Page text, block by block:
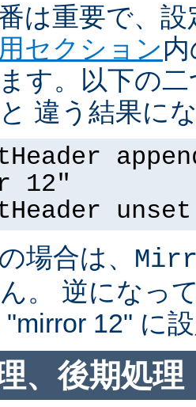
は重要で、
セクション
す。以下の
違う結果に
12"
場合は、
。 逆になっ
12" に
、後期処理